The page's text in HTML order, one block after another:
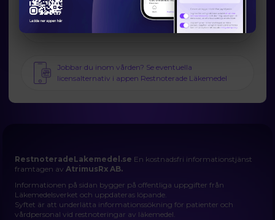
Läkemedelsverkets information om möjliga
Jobbar du inom vården? Se eventuella
licensalternativ i appen Restnoterade Läkemedel
RestnoteradeLakemedel.se En kostnadsfri informationstjänst
framtagen avAtrimusRx AB.
Informationen på sidan bygger på offentliga uppgifter från
Läkemedelsverket och uppdateras löpande.
Syftet är att underlätta informationssökning för patienter och
vårdpersonal vid restnoteringar av läkemedel.